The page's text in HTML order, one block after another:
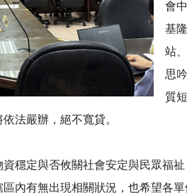
會
基
站
思
質
法嚴辦，絕不寬貸。
穩定與否攸關社會安定與民眾福
內有無出現相關狀況，也希望各